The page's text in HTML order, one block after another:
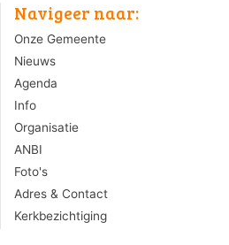
Navigeer naar:
Onze Gemeente
Nieuws
Agenda
Info
Organisatie
ANBI
Foto's
Adres & Contact
Kerkbezichtiging